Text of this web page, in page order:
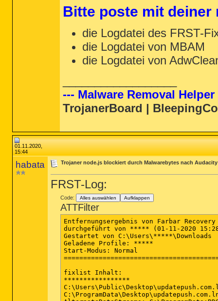
R3 MBAMFarflt;
R3 MBAMProtection;
R0 MBAMSwissArmy;
R3 MBAMWebProtection;
R3 MBfilt;
S3 ProtonVPNSplitTunnel; C:\Program
S3 vhidmini;
S3 WdBoot;
S3 WdFilter;
S3 WdNisDrv;
Bitte poste mit
die Logdatei des FRST-
die Logdatei von MBAM
die Logdatei von
--- Malware Removal
TrojanerBoard |
01.11.2020,
15:44
habata Trojaner node.js blockiert durch Malwarebytes nach
FRST-Log:
Code: Alles auswählen Aufklappen
ATTFilter
Entfernungsergebnis von Farbar
durchgeführt von ***** (01-11-2020
Gestartet von C:\Users\*****\Downloads
Geladene Profile: *****
Start-Modus: Normal
fixlist Inhalt:
*****************